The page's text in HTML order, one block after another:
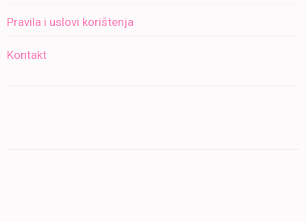
Pravila i uslovi korištenja
Kontakt